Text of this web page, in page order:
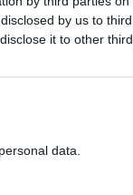
by us to
it to other
data.
el despeje,
que en algunos
posible
en una categoría
bien en el
Pero la gloria
bella de llenar
trabajo realizado,